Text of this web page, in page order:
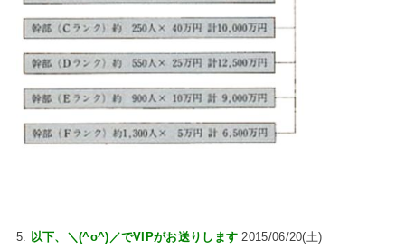
5: 以下、＼(^o^)／でVIPがお送りします 2015/06/20(土)